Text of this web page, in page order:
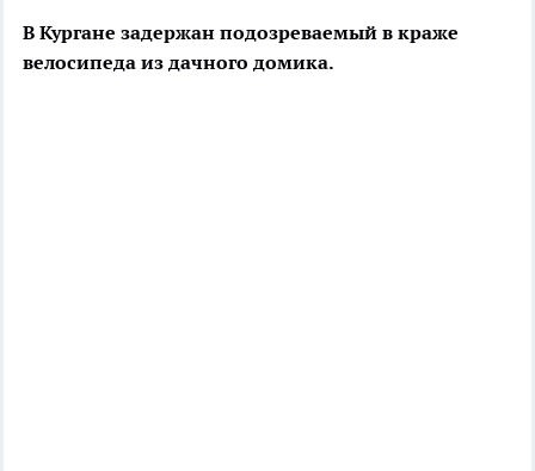
В Кургане задержан подозреваемый в краже
велосипеда из дачного домика.